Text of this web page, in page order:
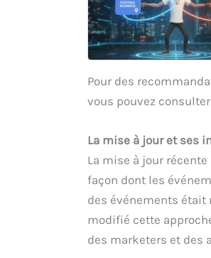
Pour des
vous pouvez
La mise à jour et ses
La mise à jour
façon dont les
des événements était
modifié cette
des marketers et des